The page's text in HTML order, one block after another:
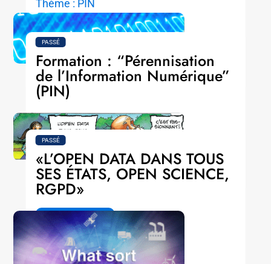
Thème : PIN
Catégorie : Formation
LIRE LA SUITE
PASSÉ
Formation : “Pérennisation
de l’Information Numérique”
(PIN)
Thème : PIN
Catégorie : Formation
LIRE LA SUITE
PASSÉ
«L’OPEN DATA DANS TOUS
SES ÉTATS, OPEN SCIENCE,
RGPD»
LIRE LA SUITE